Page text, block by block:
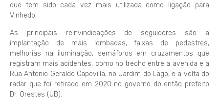
que tem sido cada vez mais utilizada como ligação para
Vinhedo.
As principais reinvindicações de seguidores são a
implantação de mais lombadas, faixas de pedestres,
melhorias na iluminação, semáforos em cruzamentos que
registram mais acidentes, como no trecho entre a avenida e a
Rua Antonio Geraldo Capovilla, no Jardim do Lago, e a volta do
radar que foi retirado em 2020 no governo do então prefeito
Dr. Orestes (UB).